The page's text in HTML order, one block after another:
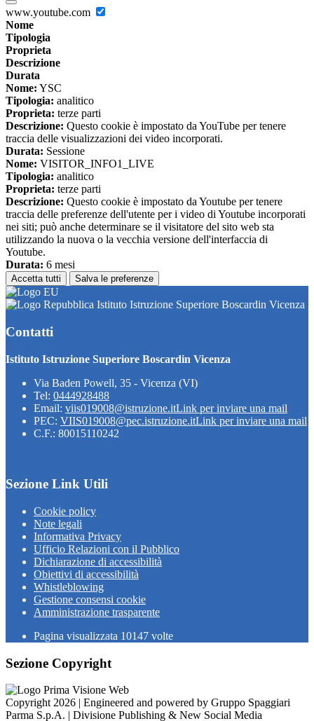
www.youtube.com
Nome
Tipologia
Proprieta
Descrizione
Durata
Nome: YSC
Tipologia: analitico
Proprieta: terze parti
Descrizione: Questo cookie è impostato da YouTube per tenere
traccia delle visualizzazioni dei video incorporati.
Durata: Sessione
Nome: VISITOR_INFO1_LIVE
Tipologia: analitico
Proprieta: terze parti
Descrizione: Questo cookie è impostato da Youtube per tenere
traccia delle preferenze dell'utente per i video di Youtube incorporati
nei siti; può anche determinare se il visitatore del sito web sta
utilizzando la nuova o la vecchia versione dell'interfaccia di
Youtube.
Durata: 6 mesi
Accetta tutti Salva le preferenze
Istituto Istruzione Superiore Boscardin Vicenza
Contatti
Istituto Istruzione Superiore Boscardin Vicenza
Via Baden Powell, 35 - Vicenza (VI)
Tel: 0444928488
Email: viis019008@istruzione.itLink per inviare una mail
PEC: VIIS019008@pec.istruzione.itLink per inviare una mail
C.F.: 80015110242
Sezione Link Utili
Cookie policy
Note legali
Informativa Privacy
Ufficio Relazioni con il Pubblico
Dichiarazione di accessibilità
Obiettivi di accessibilità
Whistleblowing
Gestione consensi cookie
Amministrazione trasparente
Pagina visualizzata 10147 volte
Sezione Copyright
Copyright 2026 | Engineered and powered by Gruppo Spaggiari
Parma S.p.A. | Divisione Publishing & New Social Media